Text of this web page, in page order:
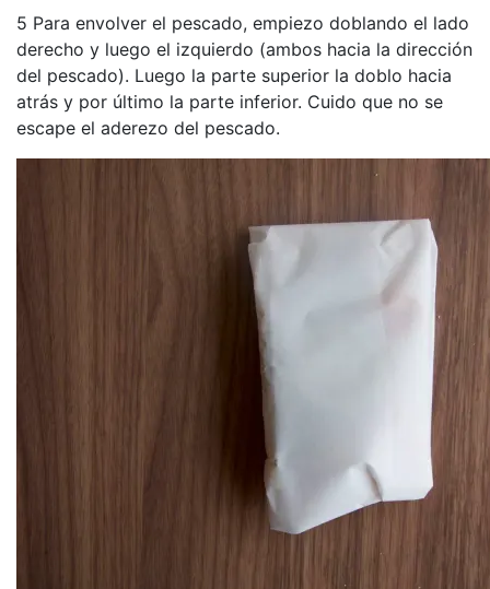
5 Para envolver el pescado, empiezo doblando el lado
derecho y luego el izquierdo (ambos hacia la dirección
del pescado). Luego la parte superior la doblo hacia
atrás y por último la parte inferior. Cuido que no se
escape el aderezo del pescado.